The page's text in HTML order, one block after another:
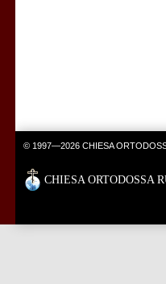
© 1997—2026 CHIESA
CHIESA ORTODOSSA